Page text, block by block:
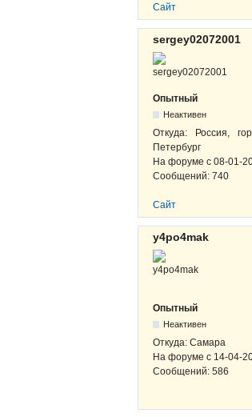
Сайт
sergey02072001
Опытный
Неактивен
Откуда: Россия,
Петербург
На форуме с 08-01-
Сообщений: 740
Сайт
y4po4mak
Опытный
Неактивен
Откуда: Самара
На форуме с 14-04-
Сообщений: 586